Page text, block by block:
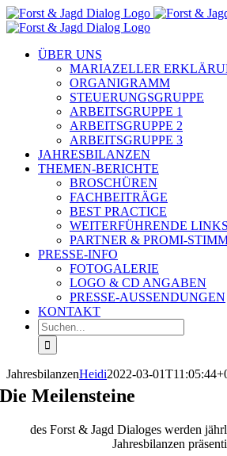
Zum
Inhalt
ÜBER UNS
MARIAZELLER
ORGANIGRAMM
STEUERUNGSGRUPPE
ARBEITSGRUPPE 1
ARBEITSGRUPPE 2
ARBEITSGRUPPE 3
JAHRESBILANZEN
THEMEN-BERICHTE
BROSCHÜREN
FACHBEITRÄGE
BEST PRACTICE
WEITERFÜHRENDE LINKS
PARTNER & PROMI-
PRESSE-INFO
FOTOGALERIE
LOGO & CD ANGABEN
PRESSE-AUSSENDUNGEN
KONTAKT
Suche
nach:
JahresbilanzenHeidi2022-03-
Die Meilensteine
des Forst & Jagd Dialoges werden
Jahresbilanzen